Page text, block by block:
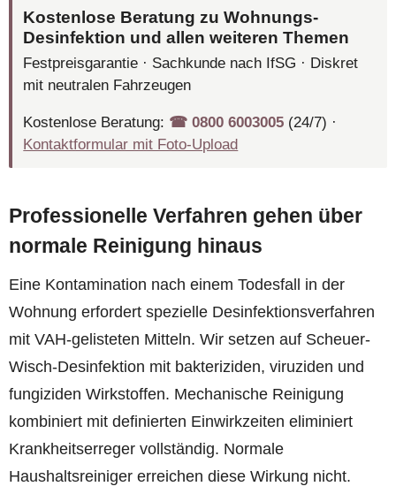
Kostenlose Beratung zu Wohnungs-
Desinfektion und allen weiteren Themen
Festpreisgarantie · Sachkunde nach IfSG · Diskret
mit neutralen Fahrzeugen
Kostenlose Beratung: ☎︎ 0800 6003005 (24/7) ·
Kontaktformular mit Foto-Upload
Professionelle Verfahren gehen über
normale Reinigung hinaus
Eine Kontamination nach einem Todesfall in der
Wohnung erfordert spezielle Desinfektionsverfahren
mit VAH-gelisteten Mitteln. Wir setzen auf Scheuer-
Wisch-Desinfektion mit bakteriziden, viruziden und
fungiziden Wirkstoffen. Mechanische Reinigung
kombiniert mit definierten Einwirkzeiten eliminiert
Krankheitserreger vollständig. Normale
Haushaltsreiniger erreichen diese Wirkung nicht.